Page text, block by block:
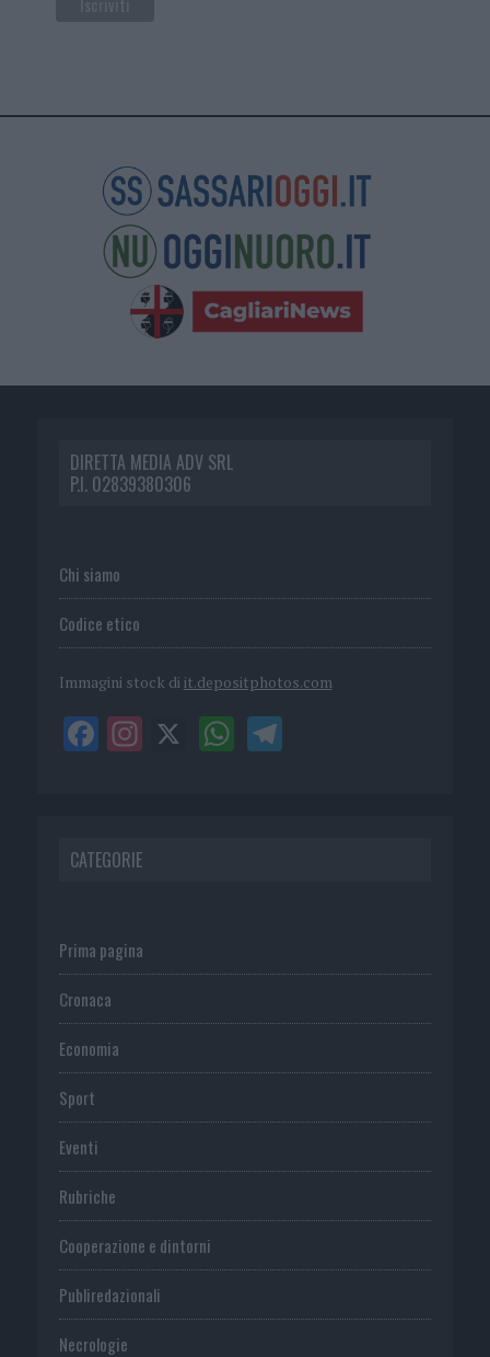
DIRETTA MEDIA ADV SRL
P.I. 02839380306
Chi siamo
Codice etico
Immagini stock di it.depositphotos.com
CATEGORIE
Prima pagina
Cronaca
Economia
Sport
Eventi
Rubriche
Cooperazione e dintorni
Publiredazionali
Necrologie